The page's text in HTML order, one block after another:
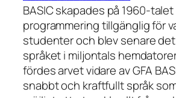
BASIC skapades på 1960-
programmering tillgänglig för
studenter och blev senare
språket i miljontals
fördes arvet vidare av GFA
snabbt och kraftfullt språk